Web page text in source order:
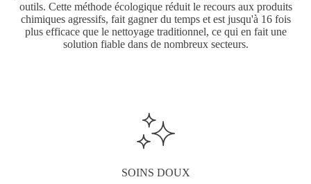
outils. Cette méthode écologique réduit le recours aux produits
chimiques agressifs, fait gagner du temps et est jusqu'à 16 fois
plus efficace que le nettoyage traditionnel, ce qui en fait une
solution fiable dans de nombreux secteurs.
SOINS DOUX